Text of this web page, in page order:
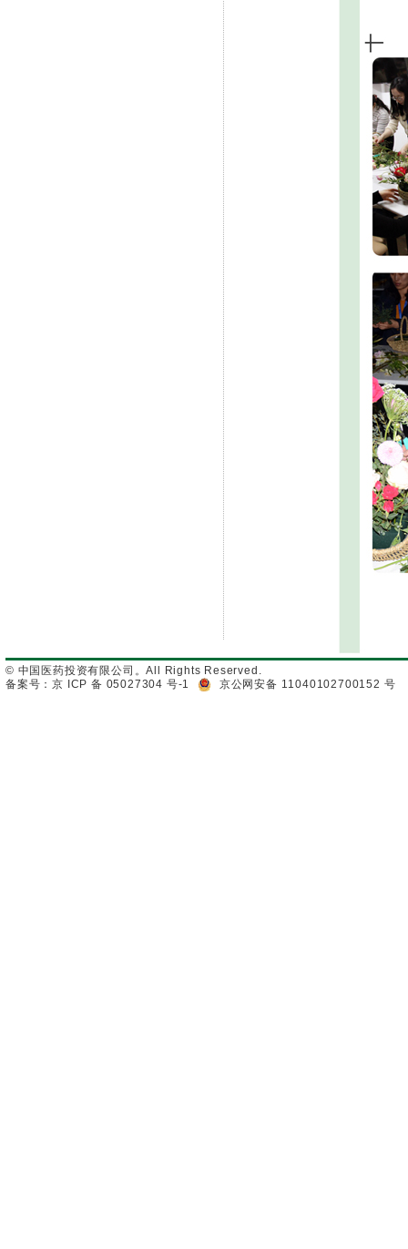
© 中国医药投资有限公司。All Rights Reserved.
备案号：京 ICP 备 05027304 号-1
京公网安备 11040102700152 号